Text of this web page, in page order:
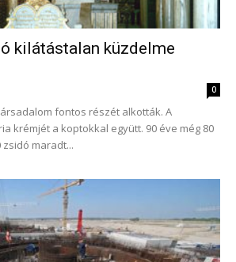
kilátástalan küzdelme
0
fontos részét alkották. A
krémjét a koptokkal együtt. 90 éve még 80
maradt...